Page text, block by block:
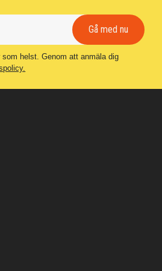
som helst. Genom att anmäla dig